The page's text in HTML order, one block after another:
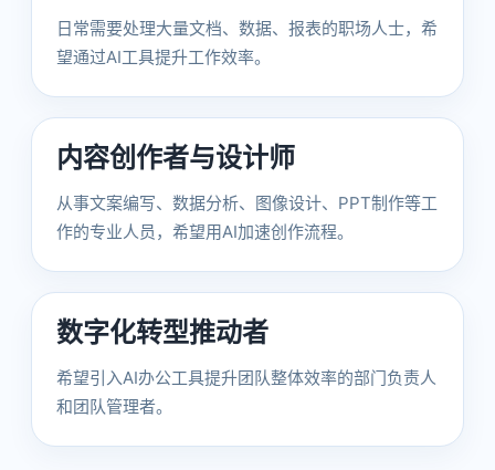
日常需要处理大量文档、数据、报表的职场人士，希
望通过AI工具提升工作效率。
内容创作者与设计师
从事文案编写、数据分析、图像设计、PPT制作等工
作的专业人员，希望用AI加速创作流程。
数字化转型推动者
希望引入AI办公工具提升团队整体效率的部门负责人
和团队管理者。